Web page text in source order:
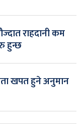
राहदानी कम
हुन्छ
खपत हुने अनुमान